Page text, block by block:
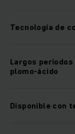
Tecnología de
Largos
plomo-ácido
Disponible con